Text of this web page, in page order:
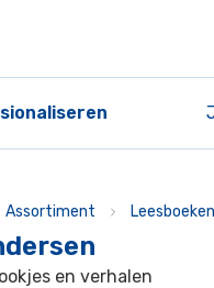
Assortiment Leesboeken
en verhalen